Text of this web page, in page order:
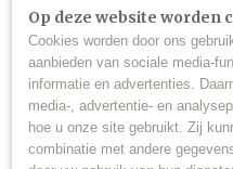
Home >Lakstiften>Lakstift
Op deze website worden
Cookies worden door ons
aanbieden van sociale media-
informatie en advertenties.
media-, advertentie- en
hoe u onze site gebruikt. Zij
combinatie met andere